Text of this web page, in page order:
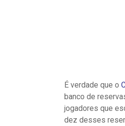
É verdade que o
banco de
jogadores que
dez desses